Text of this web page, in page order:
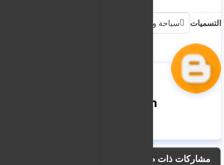
التسميات سياحة وهجرة
nooreddin
مشاركات ذات صلة